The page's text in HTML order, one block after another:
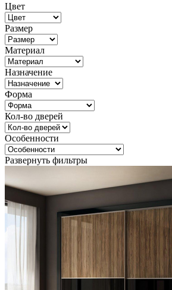
Цвет
Размер
Материал
Назначение
Форма
Кол-во дверей
Особенности
Развернуть фильтры